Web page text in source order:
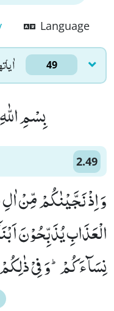
Language
49
بِسْمِ
2.49
وَ اِذْ نَجَّیْنٰكُمْ مِّنْ
الْعَذَابِ یُذَبِّحُوْنَ
نِسَآءَكُمْؕ-وَ فِیْ